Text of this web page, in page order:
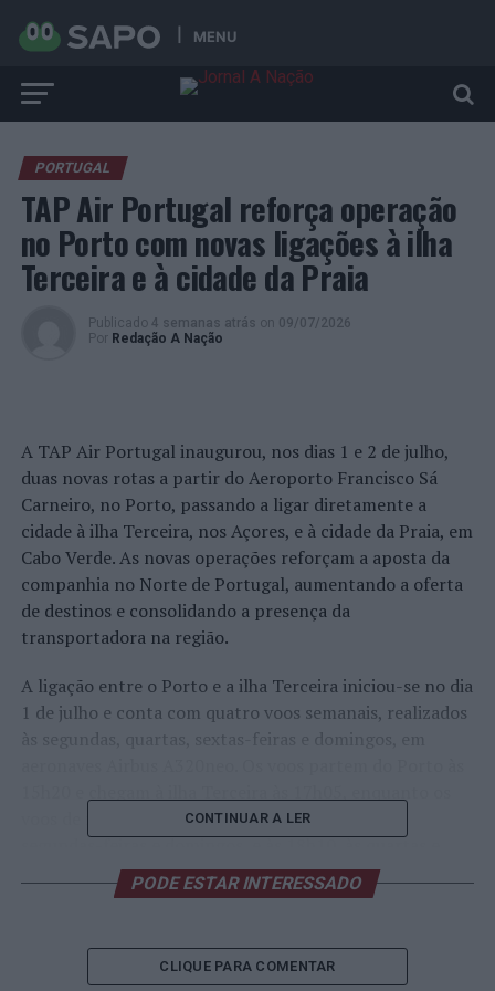
MENU
PORTUGAL
TAP Air Portugal reforça operação
no Porto com novas ligações à ilha
Terceira e à cidade da Praia
Publicado 4 semanas atrás on 09/07/2026
Por Redação A Nação
A TAP Air Portugal inaugurou, nos dias 1 e 2 de julho,
duas novas rotas a partir do Aeroporto Francisco Sá
Carneiro, no Porto, passando a ligar diretamente a
cidade à ilha Terceira, nos Açores, e à cidade da Praia, em
Cabo Verde. As novas operações reforçam a aposta da
companhia no Norte de Portugal, aumentando a oferta
de destinos e consolidando a presença da
transportadora na região.
A ligação entre o Porto e a ilha Terceira iniciou-se no dia
1 de julho e conta com quatro voos semanais, realizados
às segundas, quartas, sextas-feiras e domingos, em
voos de regresso descolam da ilha às 17h55, às
segundas-feiras e domingos, e às 18h10, às quartas e
sextas-feiras, aterrando no Porto entre as 21h25 e as
No dia seguinte, 2 de julho, a TAP inaugurou a nova rota
entre o Porto e a cidade da Praia, capital de Cabo Verde,
CONTINUAR A LER
PODE ESTAR INTERESSADO
CLIQUE PARA COMENTAR